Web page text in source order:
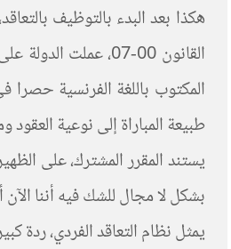
هكذا بعد البدء بالتوظيف
القانون 00-07،
المكتوب باللغة الفرنسية حصرا
طبيعة المباراة إلى نوعية
بشكل لا مجال للشك فيه أننا
يمثل نظام التعاقد الفردي، ردة